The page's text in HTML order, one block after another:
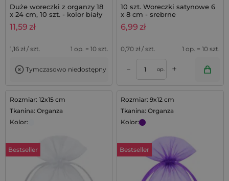
Duże woreczki z organzy 18
x 24 cm, 10 szt. - kolor biały
11,59 zł
1,16 zł / szt. 1 op. = 10 szt.
Tymczasowo niedostępny
10 szt. Woreczki satynowe 6
x 8 cm - srebrne
6,99 zł
0,70 zł / szt. 1 op. = 10 szt.
– op. +
Rozmiar: 12x15 cm
Tkanina: Organza
Kolor:
Bestseller
Rozmiar: 9x12 cm
Tkanina: Organza
Kolor:
Bestseller